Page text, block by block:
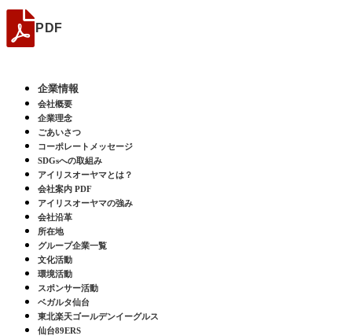
PDF
企業情報
会社概要
企業理念
ごあいさつ
コーポレートメッセージ
SDGsへの取組み
アイリスオーヤマとは？
会社案内 PDF
アイリスオーヤマの強み
会社沿革
所在地
グループ企業一覧
文化活動
環境活動
スポンサー活動
ベガルタ仙台
東北楽天ゴールデンイーグルス
仙台89ERS